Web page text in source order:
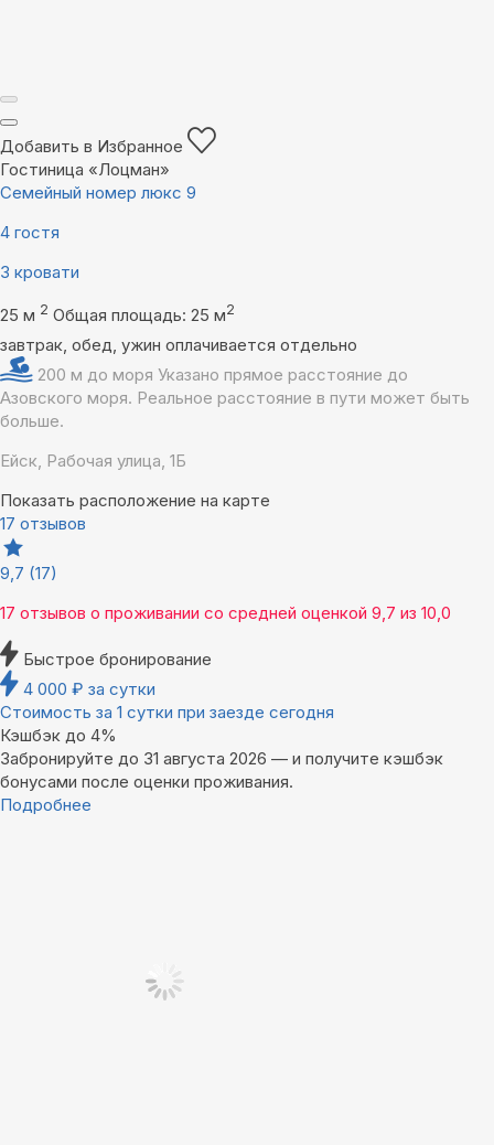
Добавить в Избранное
Гостиница «Лоцман»
Семейный номер люкс 9
4 гостя
3 кровати
25 м 2 Общая площадь: 25 м2
завтрак, обед, ужин оплачивается отдельно
200 м до моря Указано прямое расстояние до
Азовского моря. Реальное расстояние в пути может быть
больше.
Ейск, Рабочая улица, 1Б
Показать расположение на карте
17 отзывов
9,7 (17)
17 отзывов о проживании со средней оценкой 9,7 из 10,0
Быстрое бронирование
4 000 ₽ за сутки
Стоимость за 1 сутки при заезде сегодня
Кэшбэк до 4%
Забронируйте до 31 августа 2026 — и получите кэшбэк
бонусами после оценки проживания.
Подробнее